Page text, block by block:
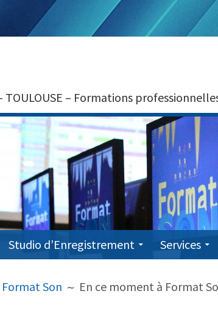
TOULOUSE – Formations
Studio d’Enregistrement Services
Son En ce moment à Format